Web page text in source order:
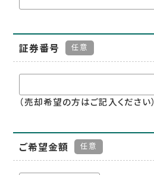
証券番号 任意
（売却希望の方はご記入ください）
ご希望金額 任意